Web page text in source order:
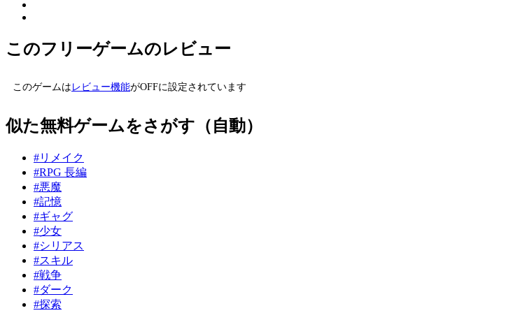
このフリーゲームのレビュー
このゲームは レビュー機能がOFFに設定されています
似た無料ゲームをさがす（自動）
#リメイク
#RPG 長編
#悪魔
#記憶
#ギャグ
#少女
#シリアス
#スキル
#戦争
#ダーク
#探索